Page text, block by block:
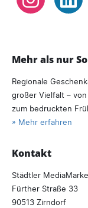
Instagram
Mehr als nur
Regionale
großer Vielfalt –
zum bedruckten
» Mehr erfahren
Kontakt
Städtler
Fürther Straße 33
90513 Zirndorf